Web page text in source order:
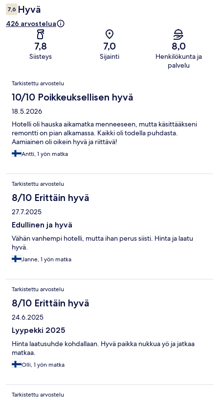
7,6 Hyvä
426 arvostelua
7,8
Siisteys
7,0
Sijainti
8,0
Henkilökunta ja
palvelu
Arvostelut
Tarkistettu arvostelu
10/10 Poikkeuksellisen hyvä
18.5.2026
Hotelli oli hauska aikamatka menneeseen, mutta käsittääkseni
remontti on pian alkamassa. Kaikki oli todella puhdasta.
Aamiainen oli oikein hyvä ja riittävä!
Antti, 1 yön matka
Tarkistettu arvostelu
8/10 Erittäin hyvä
27.7.2025
Edullinen ja hyvä
Vähän vanhempi hotelli, mutta ihan perus siisti. Hinta ja laatu
hyvä.
Janne, 1 yön matka
Tarkistettu arvostelu
8/10 Erittäin hyvä
24.6.2025
Lyypekki 2025
Hinta laatusuhde kohdallaan. Hyvä paikka nukkua yö ja jatkaa
matkaa.
Olli, 1 yön matka
Tarkistettu arvostelu